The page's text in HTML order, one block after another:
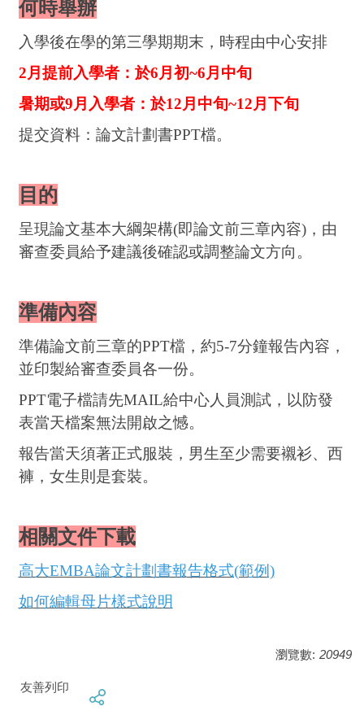
何時舉辦
入學後在學的第三學期期末，時程由中心安排
2月提前入學者：於6月初~6月中旬
暑期或9月入學者：於12月中旬~12月下旬
提交資料：論文計劃書PPT檔。
目的
呈現論文基本大綱架構(即論文前三章內容)，由
審查委員給予建議後確認或調整論文方向。
準備內容
準備論文前三章的PPT檔，約5-7分鐘報告內容，
並印製給審查委員各一份。
PPT電子檔請先MAIL給中心人員測試，以防發
表當天檔案無法開啟之憾。
報告當天須著正式服裝，男生至少需要襯衫、西
褲，女生則是套裝。
相關文件下載
高大EMBA論文計劃書報告格式(範例)
如何編輯母片樣式說明
瀏覽數: 20949
友善列印